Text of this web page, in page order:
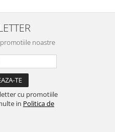
noastre
cu promotiile
in Politica de